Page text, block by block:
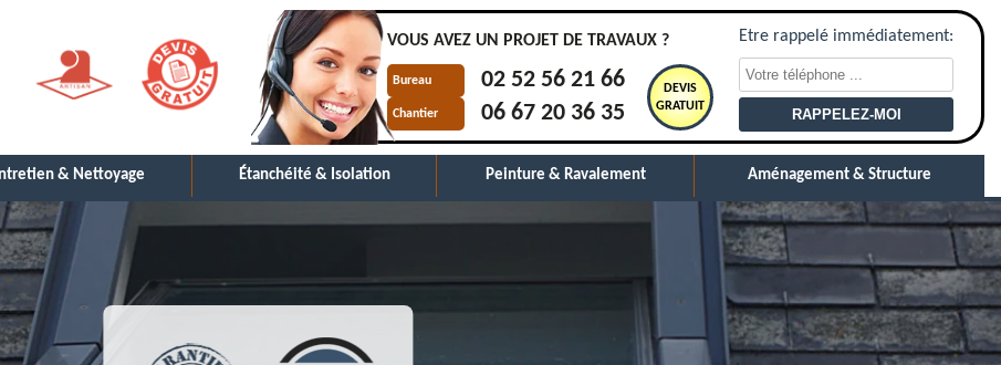
VOUS AVEZ UN PROJET DE TRAVAUX ?
Bureau 02 52 56 21 66
Chantier 06 67 20 36 35
DEVIS
GRATUIT
Etre rappelé immédiatement:
& Nettoyage Étanchéité & Isolation Peinture & Ravalement Aménagement & Structure